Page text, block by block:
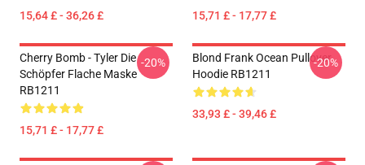
15,64 £ - 36,26 £ 15,71 £ - 17,77 £
Cherry Bomb - Tyler Die
Schöpfer Flache Maske
RB1211
15,71 £ - 17,77 £
-20%
Blond Frank Ocean Pullover
Hoodie RB1211
33,93 £ - 39,46 £
-20%